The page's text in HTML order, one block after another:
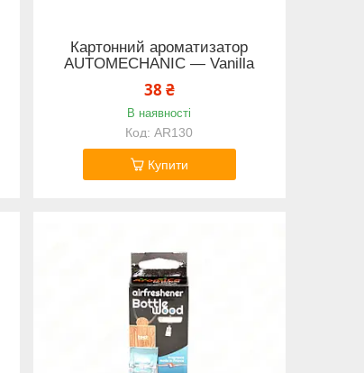
Картонний ароматизатор
AUTOMECHANIC — Vanilla
38 ₴
В наявності
AR130
Купити